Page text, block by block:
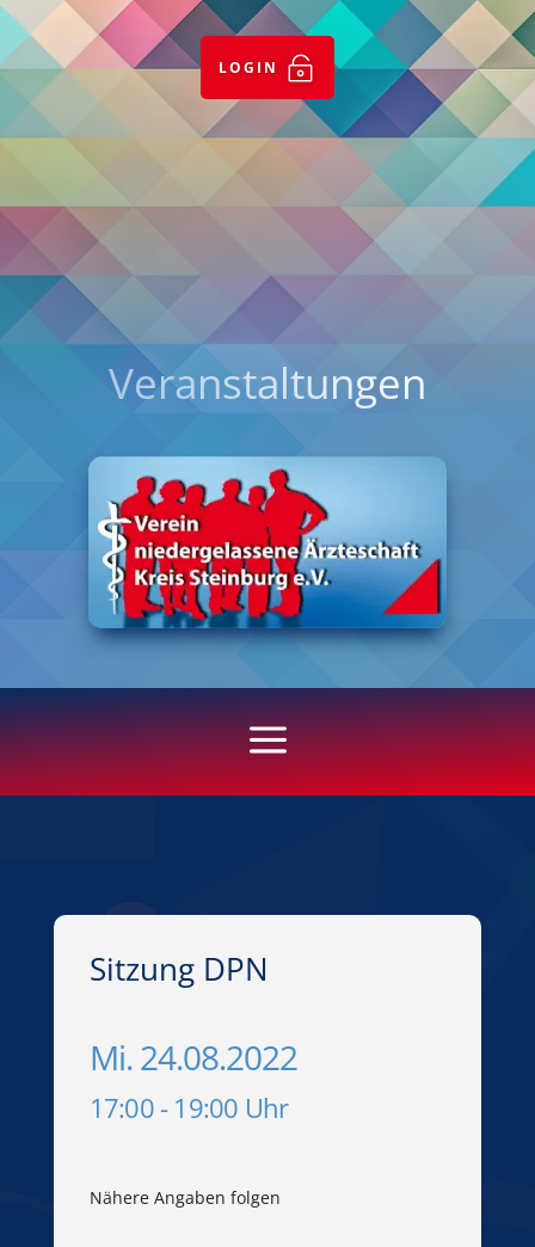

LOGIN
Veranstaltungen
a
Sitzung DPN
Mi. 24.08.2022
17:00 - 19:00 Uhr
Nähere Angaben folgen